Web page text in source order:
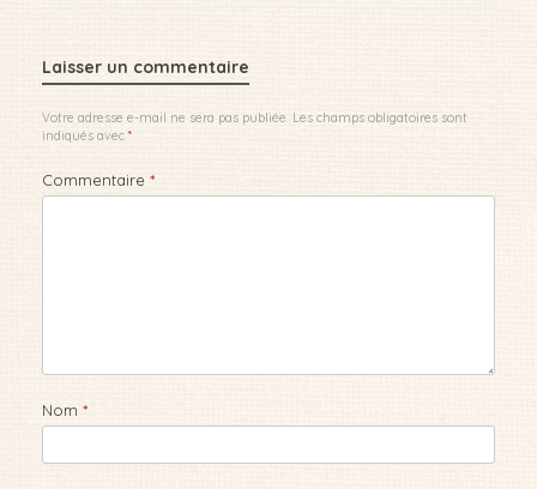
Laisser un commentaire
Votre adresse e-mail ne sera pas publiée. Les champs obligatoires sont
indiqués avec *
Commentaire *
Nom *